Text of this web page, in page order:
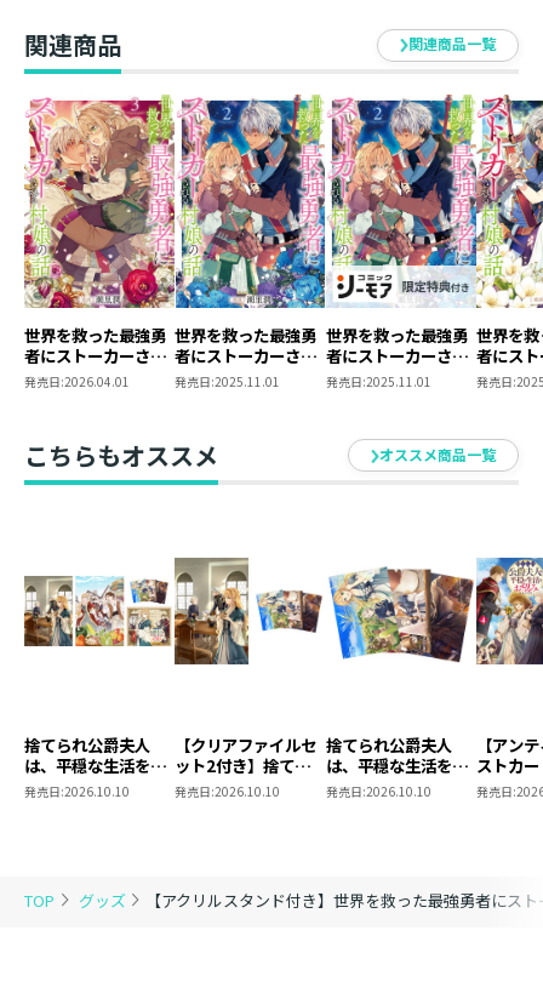
TOP グッズ 【アクリルスタンド付き】世界を救った最強勇者にス
アクリルスタンド情報
潮里潤先生描き下ろしイラストを使用した、アクリルス
タンドが登場！
ストーカー勇者、初のグッズ化！
フリージアとアーヴィンがアクスタになって登場です。
ぜひお部屋の棚やオフィスデスクに飾ってみてくださ
い！
仕様 ： 特典ポストカード付きコミック＋
アクリルスタンド
書籍体裁 ： 単行本・ソフトカバー
グッズサイズ ： W125×H89mm（本体）／
発行元 ： TOブックス
漫画 ： 潮里潤
関連商品 関連商品一覧
世界を救った最強勇
者にストーカーされ
る村娘の話 第3巻
発売日:2026.04.01
世界を救った最強勇
者にストーカーされ
る村娘の話 第2巻
発売日:2025.11.01
世界を救った最強勇
者にストーカーされ
る村娘の話 第2巻
子書籍限定描き下ろ
しイラスト特典付
発売日:2025.11.01
世界を
者にス
る村娘
発売日:
こちらもオススメ オススメ商品一覧
捨てられ公爵夫人
は、平穏な生活をお
望みのようです5
発売日:2026.10.10
【クリアファイルセ
ット2付き】捨てら
れ公爵夫人は、平穏
発売日:2026.10.10
捨てられ公爵夫人
は、平穏な生活をお
望みのようです ク
発売日:2026.10.10
【アン
ストカ
き】捨
発売日: